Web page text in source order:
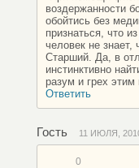
воздержанности
обойтись без
признаться, что
человек не знает,
Старший. Да, в
инстинктивно
разум и грех этим
Ответить
Гость 11 ИЮЛЯ,
0